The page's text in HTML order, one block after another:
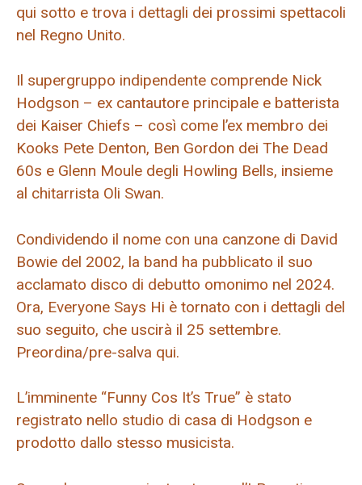
qui sotto e trova i dettagli dei prossimi spettacoli
nel Regno Unito.
Il supergruppo indipendente comprende Nick
Hodgson – ex cantautore principale e batterista
dei Kaiser Chiefs – così come l’ex membro dei
Kooks Pete Denton, Ben Gordon dei The Dead
60s e Glenn Moule degli Howling Bells, insieme
al chitarrista Oli Swan.
Condividendo il nome con una canzone di David
Bowie del 2002, la band ha pubblicato il suo
acclamato disco di debutto omonimo nel 2024.
Ora, Everyone Says Hi è tornato con i dettagli del
suo seguito, che uscirà il 25 settembre.
Preordina/pre-salva qui.
L’imminente “Funny Cos It’s True” è stato
registrato nello studio di casa di Hodgson e
prodotto dallo stesso musicista.